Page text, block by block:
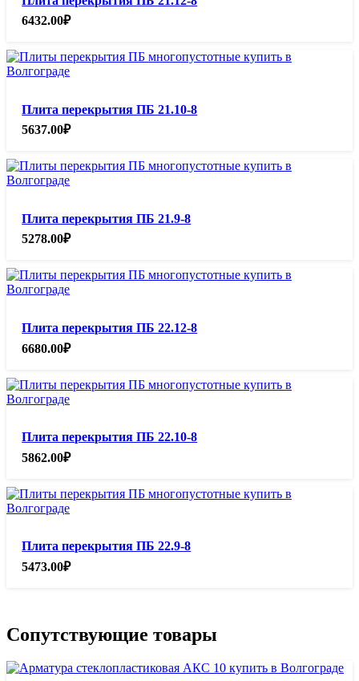
6432.00₽
Плита перекрытия ПБ 21.10-8
5637.00₽
Плита перекрытия ПБ 21.9-8
5278.00₽
Плита перекрытия ПБ 22.12-8
6680.00₽
Плита перекрытия ПБ 22.10-8
5862.00₽
Плита перекрытия ПБ 22.9-8
5473.00₽
Сопутствующие товары